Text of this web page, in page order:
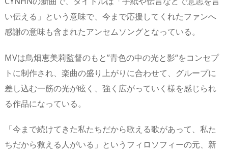
い伝える」という意味で、今まで応援してくれたファンへ
感謝の意味も含まれたアンセムソングとなっている。
MVは鳥畑恵美莉監督のもと”青色の中の光と影“をコンセプ
トに制作され、楽曲の盛り上がりに合わせて、グループに
差し込む一筋の光が眩く、強く広がっていく様を感じられ
る作品になっている。
「今まで続けてきた私たちだから歌える歌があって、私た
ちだから救える人がいる」というフィロソフィーの元、新